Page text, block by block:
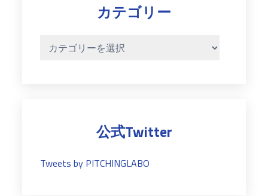
カテゴリー
公式Twitter
Tweets by PITCHINGLABO